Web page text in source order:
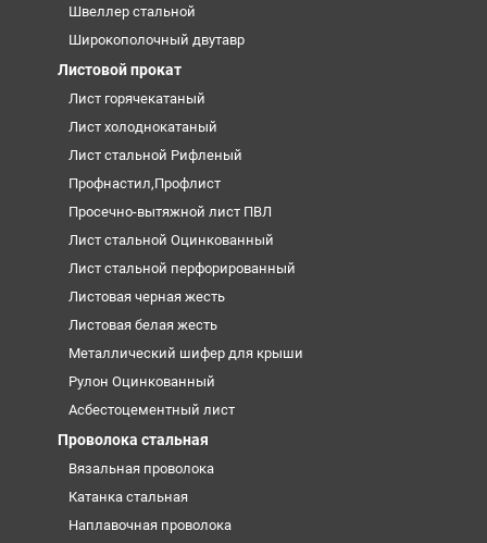
Швеллер стальной
Широкополочный двутавр
Листовой прокат
Лист горячекатаный
Лист холоднокатаный
Лист стальной Рифленый
Профнастил,Профлист
Просечно-вытяжной лист ПВЛ
Лист стальной Оцинкованный
Лист стальной перфорированный
Листовая черная жесть
Листовая белая жесть
Металлический шифер для крыши
Рулон Оцинкованный
Асбестоцементный лист
Проволока стальная
Вязальная проволока
Катанка стальная
Наплавочная проволока